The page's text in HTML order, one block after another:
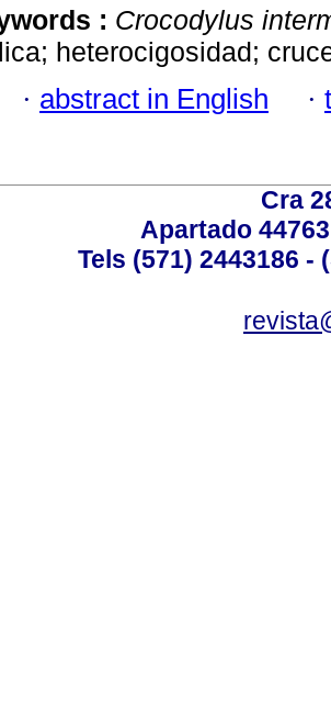
: Crocodylus
heterocigosidad;
· abstract in English ·
Cra
Apartado
Tels (571) 2443186 -